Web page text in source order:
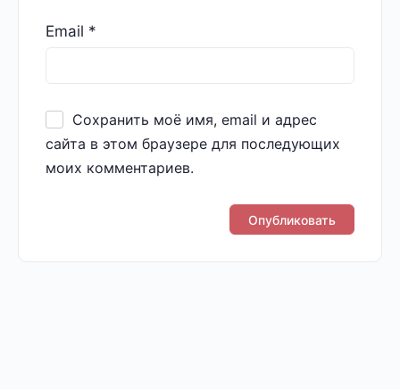
Email *
Сохранить моё имя, email и адрес
сайта в этом браузере для последующих
моих комментариев.